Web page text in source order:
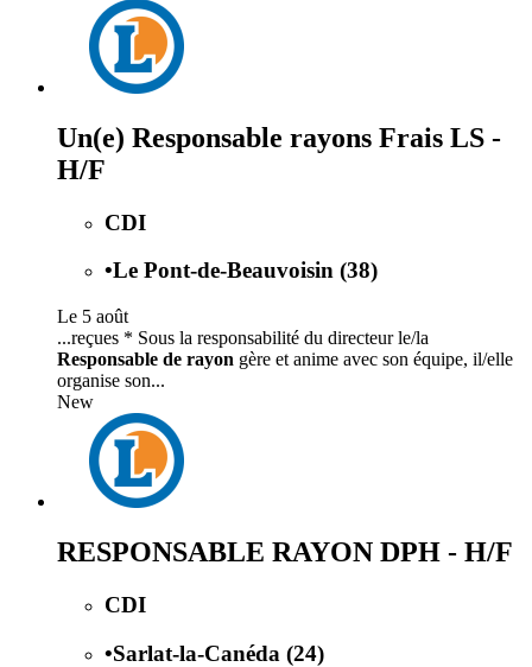
Un(e) Responsable rayons Frais LS -
H/F
CDI
•Le Pont-de-Beauvoisin (38)
Le 5 août
...reçues * Sous la responsabilité du directeur le/la
Responsable de rayon gère et anime avec son équipe, il/elle
organise son...
New
RESPONSABLE RAYON DPH - H/F
CDI
•Sarlat-la-Canéda (24)